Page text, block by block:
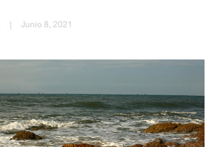
| Junio 8, 2021